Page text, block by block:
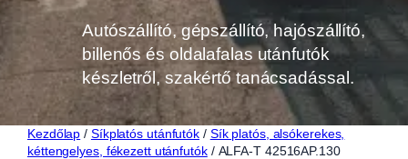
Autószállító, gépszállító, hajószállító,
billenős és oldalafalas utánfutók
készletről, szakértő tanácsadással.
Kezdőlap / Síkplatós utánfutók / Sík platós, alsókerekes,
kéttengelyes, fékezett utánfutók/ ALFA-T 42516AP.130